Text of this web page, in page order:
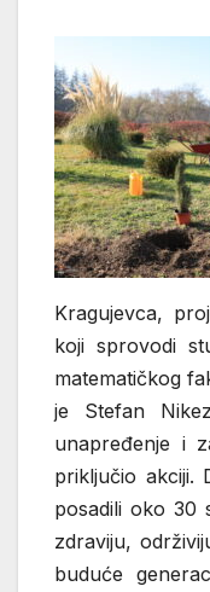
Kragujevca,
koji sprovodi
matematičkog
je Stefan
unapređenje i
priključio akciji.
posadili oko 30
zdraviju,
buduće